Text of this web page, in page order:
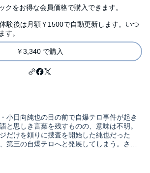
クをお得な会員価格で購入できます。
験後は月額￥1500で自動更新します。いつ
す。
￥3,340 で購入
小日向純也の目の前で自爆テロ事件が起き
と思しき言葉を残すものの、意味は不明。
だけを頼りに捜査を開始した純也だった
第三の自爆テロへと発展してしまう。さら
総理大臣である父の名前が浮上して…。
み出した遺恨が、今、日本をかつてない混